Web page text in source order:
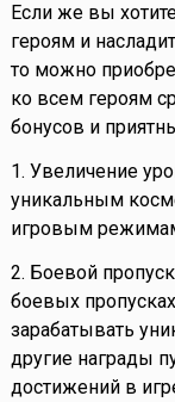
Если же вы
героям и
то можно
ко всем героям
бонусов и
1. Увеличение
уникальным
игровым
2. Боевой
боевых
зарабатывать
другие награды
достижений в